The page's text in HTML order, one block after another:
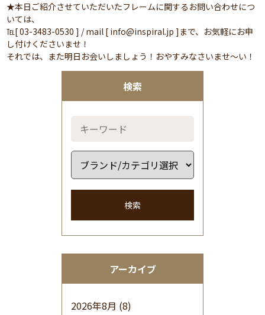
検索
検索
アーカイブ
2026年8月 (8)
★本日ご紹介させていただいたフレームに関するお問い合わせにつ
いては、
℡[ 03-3483-0530 ] / mail [ info@inspiral.jp ]まで、お気軽にお申
し付けくださいませ！
それでは、また明日お会いしましょう！おやすみなさいませ～い！